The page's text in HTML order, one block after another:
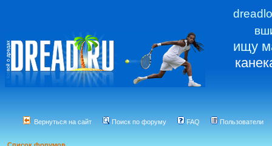
ищу
Вернуться на сайт Поиск по форуму FAQ Пользователи